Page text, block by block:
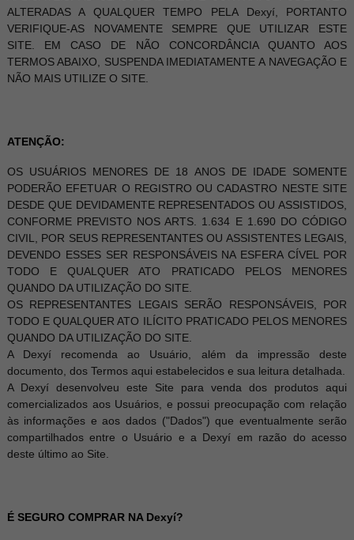
ALTERADAS A QUALQUER TEMPO PELA Dexyí, PORTANTO
VERIFIQUE-AS NOVAMENTE SEMPRE QUE UTILIZAR ESTE
SITE. EM CASO DE NÃO CONCORDÂNCIA QUANTO AOS
TERMOS ABAIXO, SUSPENDA IMEDIATAMENTE A NAVEGAÇÃO E
NÃO MAIS UTILIZE O SITE.
ATENÇÃO:
OS USUÁRIOS MENORES DE 18 ANOS DE IDADE SOMENTE
PODERÃO EFETUAR O REGISTRO OU CADASTRO NESTE SITE
DESDE QUE DEVIDAMENTE REPRESENTADOS OU ASSISTIDOS,
CONFORME PREVISTO NOS ARTS. 1.634 E 1.690 DO CÓDIGO
CIVIL, POR SEUS REPRESENTANTES OU ASSISTENTES LEGAIS,
DEVENDO ESSES SER RESPONSÁVEIS NA ESFERA CÍVEL POR
TODO E QUALQUER ATO PRATICADO PELOS MENORES
QUANDO DA UTILIZAÇÃO DO SITE.
OS REPRESENTANTES LEGAIS SERÃO RESPONSÁVEIS, POR
TODO E QUALQUER ATO ILÍCITO PRATICADO PELOS MENORES
QUANDO DA UTILIZAÇÃO DO SITE.
A Dexyí recomenda ao Usuário, além da impressão deste
documento, dos Termos aqui estabelecidos e sua leitura detalhada.
A Dexyí desenvolveu este Site para venda dos produtos aqui
comercializados aos Usuários, e possui preocupação com relação
às informações e aos dados ("Dados") que eventualmente serão
compartilhados entre o Usuário e a Dexyí em razão do acesso
deste último ao Site.
É SEGURO COMPRAR NA Dexyí?